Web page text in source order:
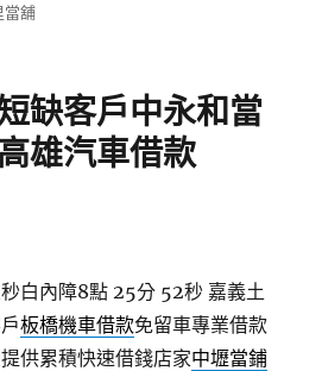
當舖
缺客戶中永和當
雄汽車借款
白內障8點 25分 52秒 嘉義土
板橋機車借款免留車專業借款
供累積快速借錢店家中壢當鋪